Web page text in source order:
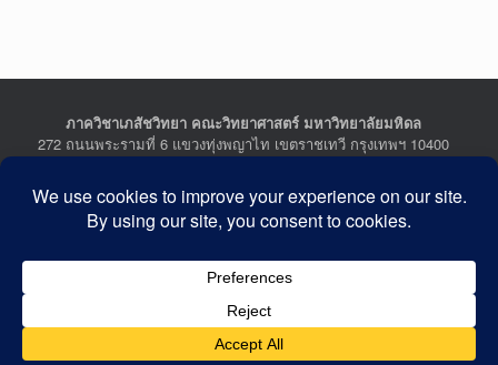
ภาควิชาเภสัชวิทยา คณะวิทยาศาสตร์ มหาวิทยาลัยมหิดล
272 ถนนพระรามที่ 6 แขวงทุ่งพญาไท เขตราชเทวี กรุงเทพฯ 10400
Department of Pharmacology, Faculty of Science, Mahidol
University
272 Rama VI Road, Ratchathewi District, Bangkok 10400
Tel : +662-201-5641-2, Fax : +662-354-7157
Last Updated: July 21, 2026